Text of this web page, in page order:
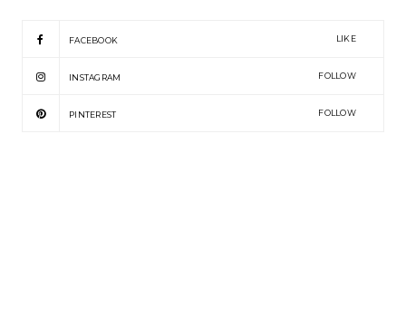
FACEBOOK LIKE
INSTAGRAM FOLLOW
PINTEREST FOLLOW